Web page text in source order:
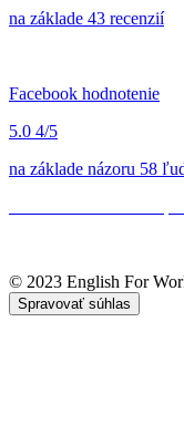
na základe 43 recenzií
Facebook hodnotenie
5.0 4/5
na základe názoru 58
© 2023 English For
Spravovať súhlas